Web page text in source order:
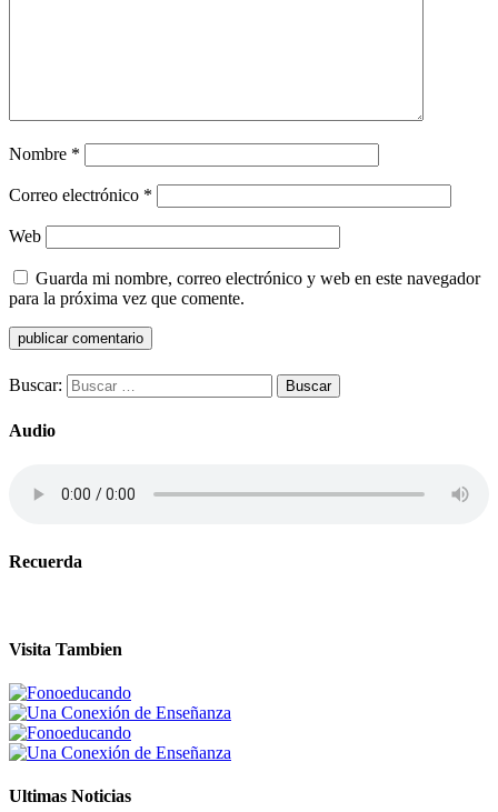
Nombre *
Correo electrónico *
Web
Guarda mi nombre, correo electrónico y web en este navegador
para la próxima vez que comente.
Buscar:
Audio
Recuerda
Visita Tambien
Ultimas Noticias